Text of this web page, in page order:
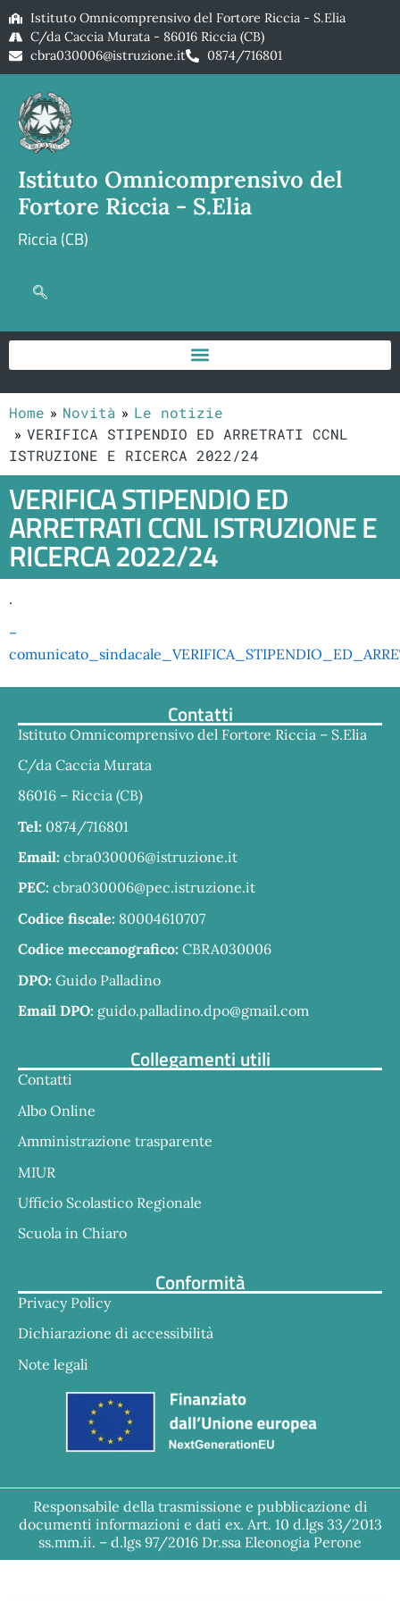
Istituto Omnicomprensivo del Fortore Riccia - S.Elia
C/da Caccia Murata - 86016 Riccia (CB)
cbra030006@istruzione.it
0874/716801
Istituto Omnicomprensivo del
Fortore Riccia - S.Elia
Riccia (CB)
Home Novità
Le notizie
VERIFICA STIPENDIO ED ARRETRATI CCNL
ISTRUZIONE E RICERCA 2022/24
VERIFICA STIPENDIO ED
ARRETRATI CCNL ISTRUZIONE E
RICERCA 2022/24
.
–
Contatti
Istituto Omnicomprensivo del Fortore Riccia – S.Elia
C/da Caccia Murata
86016 – Riccia (CB)
Tel: 0874/716801
Email: cbra030006@istruzione.it
PEC: cbra030006@pec.istruzione.it
Codice fiscale: 80004610707
Codice meccanografico: CBRA030006
DPO: Guido Palladino
Email DPO: guido.palladino.dpo@gmail.com
Collegamenti utili
Contatti
Albo Online
Amministrazione trasparente
MIUR
Ufficio Scolastico Regionale
Scuola in Chiaro
Conformità
Privacy Policy
Dichiarazione di accessibilità
Note legali
Responsabile della trasmissione e pubblicazione di
documenti informazioni e dati ex. Art. 10 d.lgs 33/2013
ss.mm.ii. – d.lgs 97/2016 Dr.ssa Eleonogia Perone